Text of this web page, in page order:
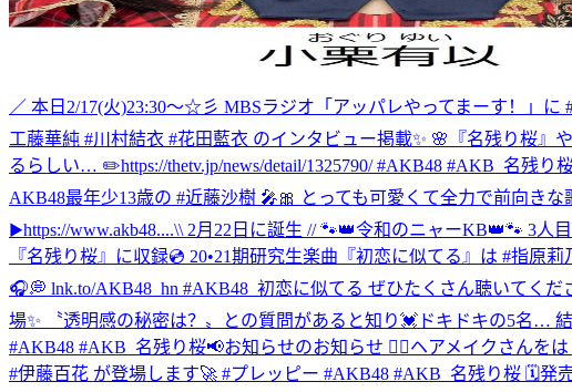
／ 本日2/17(火)23:30～☆彡 MBSラジオ「アッパレやってまーす！」
工藤華純 #川村結衣 #花田藍衣 のインタビュー掲載✨ 🌸『名残り桜
るらしい… ✏️https://thetv.jp/news/detail/1325790/ #AKB48 #AKB_名残り
AKB48最年少13歳の #近藤沙樹 🎤🎀 とっても可愛くて全力で前向き
▶︎https://www.akb48....\\ 2月22日に誕生 // 🐾👑令和のニャーKB👑🐾 3人
『名残り桜』に収録💿 20•21期研究生楽曲『初恋に似てる』は #指原
🎧💭 lnk.to/AKB48_hn #AKB48_初恋に似てる ぜひたくさん聴いてくだ
場✨ 〝透明感の秘密は？〟との質問があると知り💓ドキドキの5名… 結
#AKB48 #AKB_名残り桜📢お知らせのお知らせ 💆‍♀️ヘアメイクさんを
#伊藤百花 が登場します🚀 #プレッピー #AKB48 #AKB_名残り桜 🗓発